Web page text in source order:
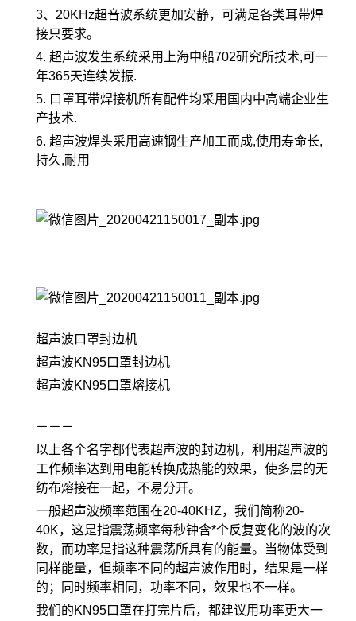
3、20KHz超音波系统更加安静，可满足各类耳带焊
接只要求。
4. 超声波发生系统采用上海中船702研究所技术,可一
年365天连续发振.
5. 口罩耳带焊接机所有配件均采用国内中高端企业生
产技术.
6. 超声波焊头采用高速钢生产加工而成,使用寿命长,
持久,耐用
超声波口罩封边机
超声波KN95口罩封边机
超声波KN95口罩熔接机
－－－
以上各个名字都代表超声波的封边机，利用超声波的
工作频率达到用电能转换成热能的效果，使多层的无
纺布熔接在一起，不易分开。
一般超声波频率范围在20-40KHZ，我们简称20-
40K，这是指震荡频率每秒钟含*个反复变化的波的次
数，而功率是指这种震荡所具有的能量。当物体受到
同样能量，但频率不同的超声波作用时，结果是一样
的；同时频率相同，功率不同，效果也不一样。
我们的KN95口罩在打完片后，都建议用功率更大一